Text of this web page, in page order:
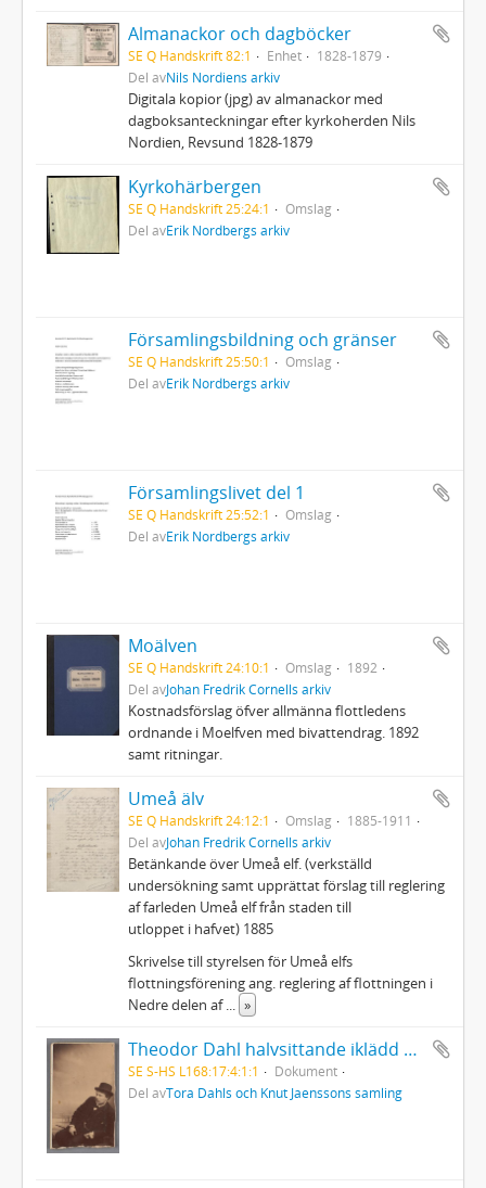
Almanackor och dagböcker
SE Q Handskrift 82:1 Enhet
1828-1879
Del avNils Nordiens arkiv
Digitala kopior (jpg) av almanackor med
dagboksanteckningar efter kyrkoherden Nils
Nordien, Revsund 1828-1879
Kyrkohärbergen
SE Q Handskrift 25:24:1
Omslag
Del avErik Nordbergs arkiv
Församlingsbildning och gränser
SE Q Handskrift 25:50:1
Omslag
Del avErik Nordbergs arkiv
Församlingslivet del 1
SE Q Handskrift 25:52:1
Omslag
Del avErik Nordbergs arkiv
Moälven
SE Q Handskrift 24:10:1 Omslag
1892
Del avJohan Fredrik Cornells arkiv
Kostnadsförslag öfver allmänna flottledens
ordnande i Moelfven med bivattendrag. 1892
samt ritningar.
Umeå älv
SE Q Handskrift 24:12:1 Omslag
1885-1911
Del avJohan Fredrik Cornells arkiv
Betänkande över Umeå elf. (verkställd
undersökning samt upprättat förslag till reglering
af farleden Umeå elf från staden till
utloppet i hafvet) 1885
Skrivelse till styrelsen för Umeå elfs
flottningsförening ang. reglering af flottningen i
Nedre delen af
»
Theodor Dahl halvsittande iklädd hatt, med käpp i händerna
SE S-HS L168:17:4:1:1
Dokument
Del avTora Dahls och Knut Jaenssons samling